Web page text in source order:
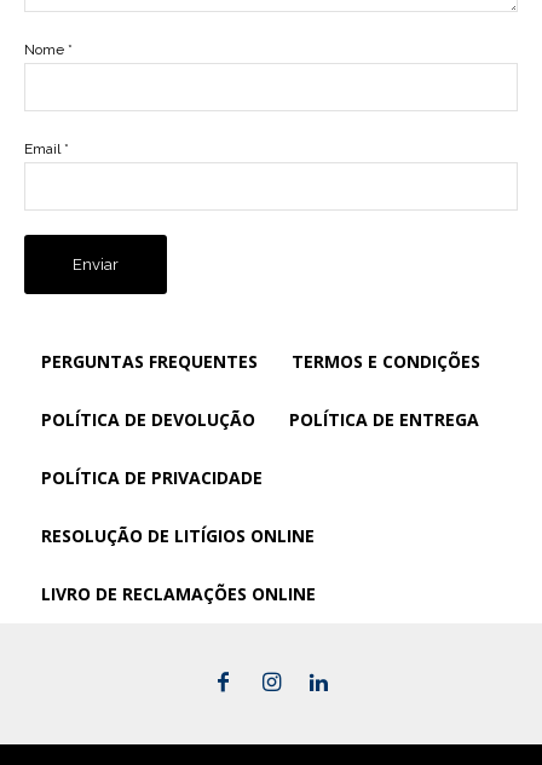
Nome *
Email *
PERGUNTAS FREQUENTES TERMOS E CONDIÇÕES
POLÍTICA DE DEVOLUÇÃO POLÍTICA DE ENTREGA
POLÍTICA DE PRIVACIDADE
RESOLUÇÃO DE LITÍGIOS ONLINE
LIVRO DE RECLAMAÇÕES ONLINE